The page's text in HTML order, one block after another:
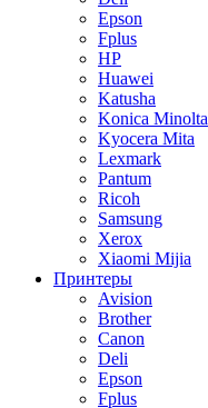
Epson
Fplus
HP
Huawei
Katusha
Konica Minolta
Kyocera Mita
Lexmark
Pantum
Ricoh
Samsung
Xerox
Xiaomi Mijia
Принтеры
Avision
Brother
Canon
Deli
Epson
Fplus